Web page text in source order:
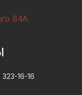
84А
16-16